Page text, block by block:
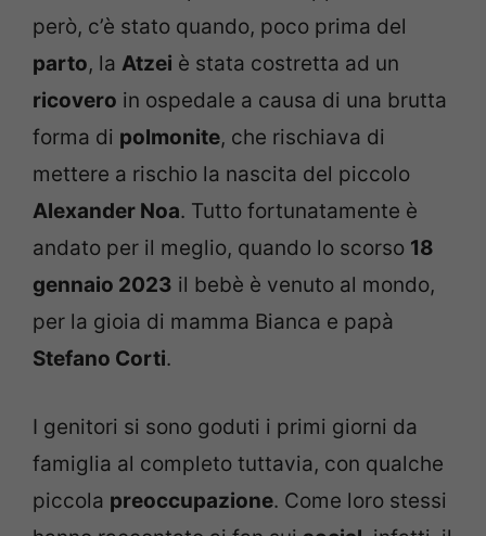
però, c’è stato quando, poco prima del
parto, la Atzei è stata costretta ad un
ricovero in ospedale a causa di una brutta
forma di polmonite, che rischiava di
mettere a rischio la nascita del piccolo
Alexander Noa. Tutto fortunatamente è
andato per il meglio, quando lo scorso 18
gennaio 2023 il bebè è venuto al mondo,
per la gioia di mamma Bianca e papà
Stefano Corti.
I genitori si sono goduti i primi giorni da
famiglia al completo tuttavia, con qualche
piccola preoccupazione. Come loro stessi